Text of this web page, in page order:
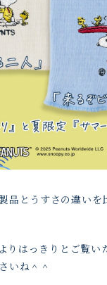
品とうすさの違いを
りはっきりとご覧い
いね＾＾